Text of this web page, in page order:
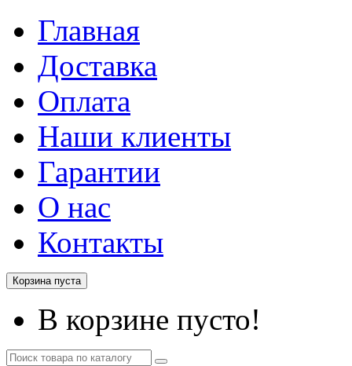
Главная
Доставка
Оплата
Наши клиенты
Гарантии
О нас
Контакты
Корзина пуста
В корзине пусто!